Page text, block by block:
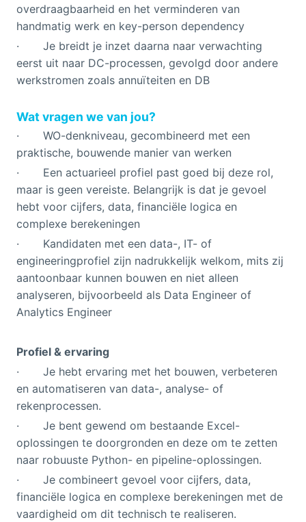
overdraagbaarheid en het verminderen van
handmatig werk en key-person dependency
· Je breidt je inzet daarna naar verwachting
eerst uit naar DC-processen, gevolgd door andere
werkstromen zoals annuïteiten en DB
Wat vragen we van jou?
· WO-denkniveau, gecombineerd met een
praktische, bouwende manier van werken
· Een actuarieel profiel past goed bij deze rol,
maar is geen vereiste. Belangrijk is dat je gevoel
hebt voor cijfers, data, financiële logica en
complexe berekeningen
· Kandidaten met een data-, IT- of
engineeringprofiel zijn nadrukkelijk welkom, mits zij
aantoonbaar kunnen bouwen en niet alleen
analyseren, bijvoorbeeld als Data Engineer of
Analytics Engineer
Profiel & ervaring
· Je hebt ervaring met het bouwen, verbeteren
en automatiseren van data-, analyse- of
rekenprocessen.
· Je bent gewend om bestaande Excel-
oplossingen te doorgronden en deze om te zetten
naar robuuste Python- en pipeline-oplossingen.
· Je combineert gevoel voor cijfers, data,
financiële logica en complexe berekeningen met de
vaardigheid om dit technisch te realiseren.